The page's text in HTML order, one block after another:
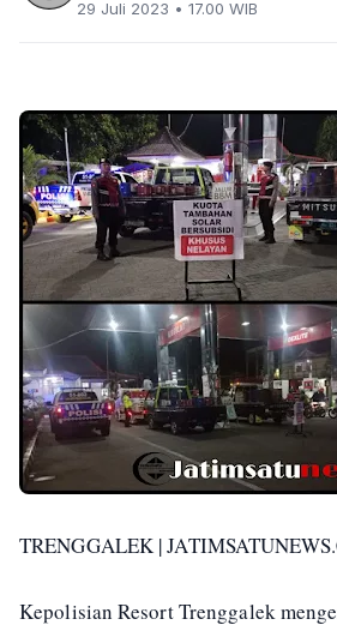
29 Juli 2023 • 17.00 WIB
TRENGGALEK |
Kepolisian Resort Trenggalek